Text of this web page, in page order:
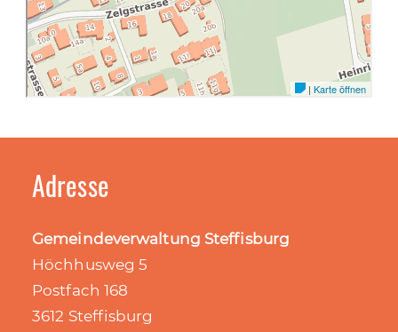
Adresse
Gemeindeverwaltung Steffisburg
Höchhusweg 5
Postfach 168
3612 Steffisburg